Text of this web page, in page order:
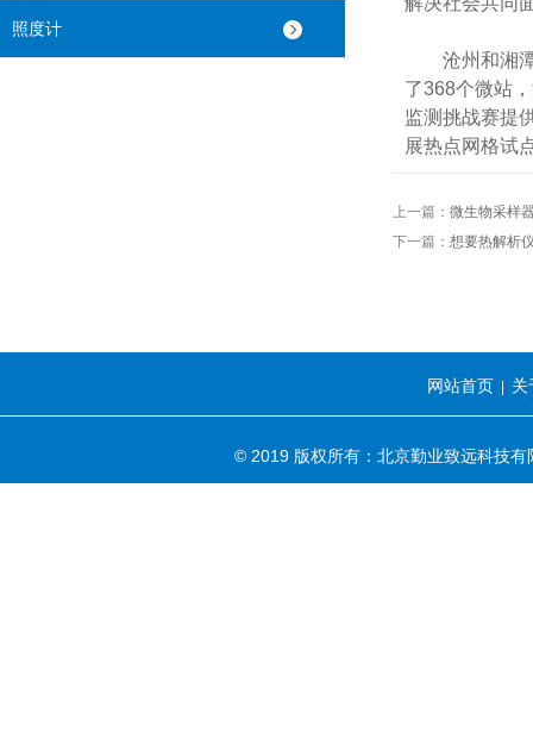
照度计
沧州和湘潭
了368个微站
监测挑战赛提
展热点网格试
上一篇： 微生物采样
下一篇： 想要热解析
网站首页 关
© 2019 版权所有：北京勤业致远科技